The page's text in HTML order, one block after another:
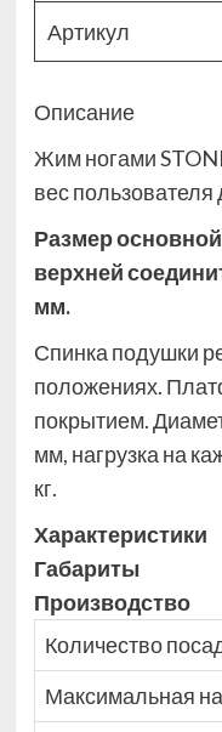
Артикул
Описание
Жим ногами
вес пользователя
Размер
верхней
мм.
Спинка подушки
положениях.
покрытием.
мм, нагрузка на
кг.
Характеристики
Габариты
Производство
Количество
Максимальная